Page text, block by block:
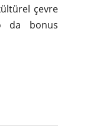
çevre
da bonus